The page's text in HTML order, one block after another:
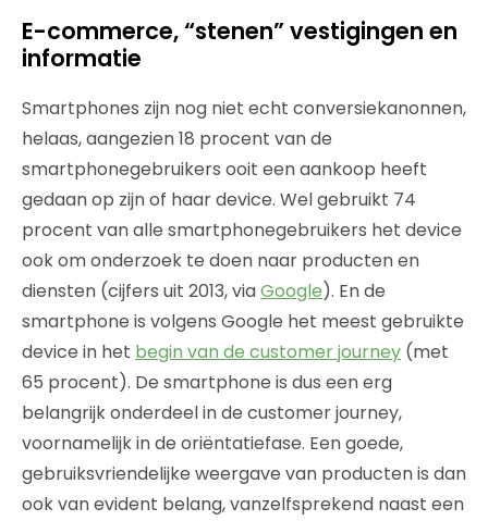
E-commerce, “stenen” vestigingen en
informatie
Smartphones zijn nog niet echt conversiekanonnen,
helaas, aangezien 18 procent van de
smartphonegebruikers ooit een aankoop heeft
gedaan op zijn of haar device. Wel gebruikt 74
procent van alle smartphonegebruikers het device
ook om onderzoek te doen naar producten en
diensten (cijfers uit 2013, viaGoogle). En de
smartphone is volgens Google het meest gebruikte
device in het begin van de customer journey (met
65 procent). De smartphone is dus een erg
belangrijk onderdeel in de customer journey,
voornamelijk in de oriëntatiefase. Een goede,
gebruiksvriendelijke weergave van producten is dan
ook van evident belang, vanzelfsprekend naast een